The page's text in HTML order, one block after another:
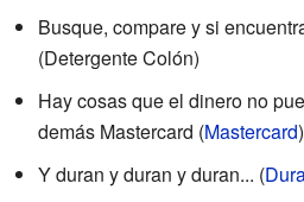
Busque, compare y si
(Detergente Colón)
Hay cosas que el dinero no
demás Mastercard (Mastercard)
Y duran y duran y duran... (